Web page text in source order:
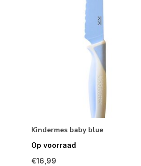
Kindermes baby blue
Op voorraad
€16,99